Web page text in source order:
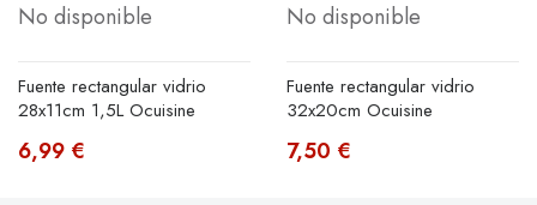
No disponible
Fuente rectangular vidrio
28x11cm 1,5L Ocuisine
6,99 €
No disponible
Fuente rectangular vidrio
32x20cm Ocuisine
7,50 €